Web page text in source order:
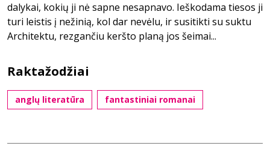
dalykai, kokių ji nė sapne nesapnavo. Ieškodama tiesos ji
turi leistis į nežinią, kol dar nevėlu, ir susitikti su suktu
Architektu, rezgančiu keršto planą jos šeimai...
Raktažodžiai
anglų literatūra fantastiniai romanai